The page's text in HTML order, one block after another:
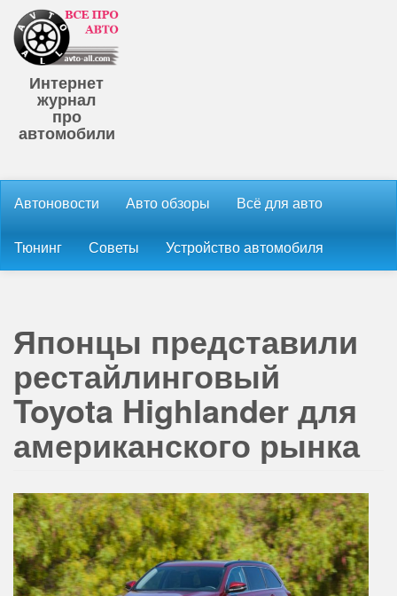
Интернет
журнал
про
автомобили
Автоновости Авто обзоры Всё для авто
Тюнинг Советы Устройство автомобиля
Японцы представили
рестайлинговый
Toyota Highlander для
американского рынка